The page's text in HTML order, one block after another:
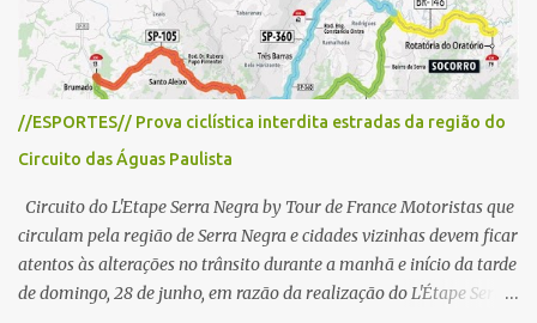
s
//ESPORTES// Prova ciclística interdita estradas da região do
Circuito das Águas Paulista
Circuito do L'Etape Serra Negra by Tour de France Motoristas que
circulam pela região de Serra Negra e cidades vizinhas devem ficar
atentos às alterações no trânsito durante a manhã e início da tarde
de domingo, 28 de junho, em razão da realização do L'Étape Serra